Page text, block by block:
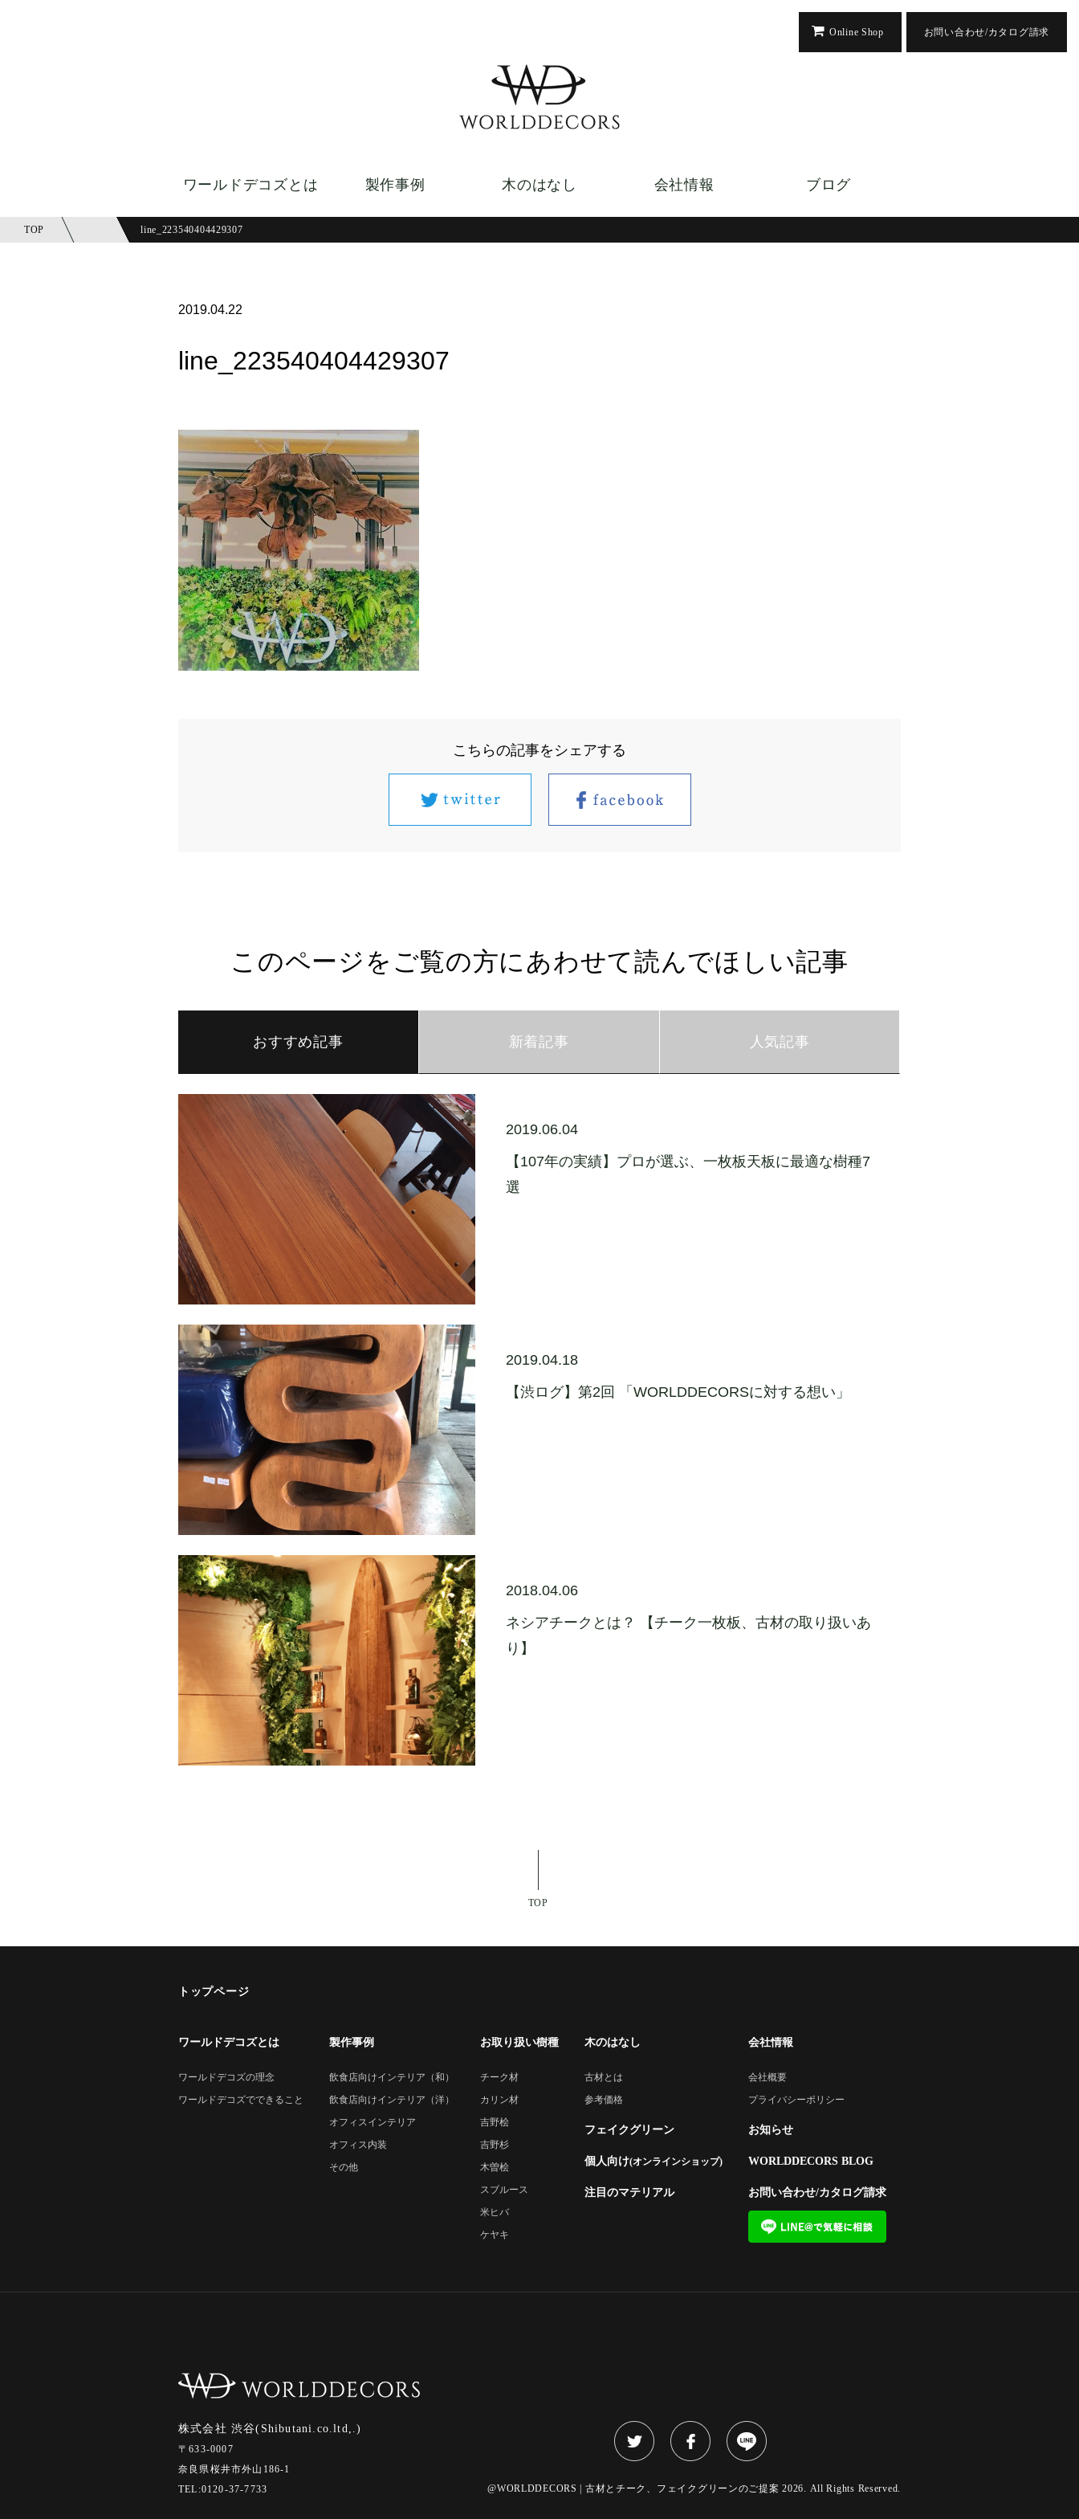
Online Shop お問い合わせ/カタログ請求
ワールドデコズとは 製作事例 木のはなし 会社情報 ブログ
TOP line_223540404429307
2019.04.22
line_223540404429307
こちらの記事をシェアする
このページをご覧の方にあわせて読んでほしい記事
おすすめ記事 新着記事 人気記事
2019.06.04
【107年の実績】プロが選ぶ、一枚板天板に最適な樹種7
選
2019.04.18
【渋ログ】第2回 「WORLDDECORSに対する想い」
2018.04.06
ネシアチークとは？ 【チーク一枚板、古材の取り扱いあ
り】
TOP
トップページ
ワールドデコズとは
ワールドデコズの理念
ワールドデコズでできること
製作事例
飲食店向けインテリア（和）
飲食店向けインテリア（洋）
オフィスインテリア
オフィス内装
その他
お取り扱い樹種
チーク材
カリン材
吉野桧
吉野杉
木曽桧
スブルース
米ヒバ
ケヤキ
木のはなし
古材とは
参考価格
フェイクグリーン
個人向け(オンラインショップ)
注目のマテリアル
会社情報
会社概要
プライバシーポリシー
お知らせ
WORLDDECORS BLOG
お問い合わせ/カタログ請求
株式会社 渋谷(Shibutani.co.ltd,.)
〒633-0007
奈良県桜井市外山186-1
TEL:0120-37-7733
@WORLDDECORS | 古材とチーク、フェイクグリーンのご提案 2026. All Rights Reserved.